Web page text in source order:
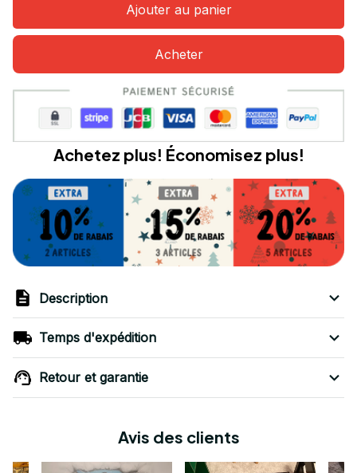
Ajouter au panier
Acheter
Achetez plus! Économisez plus!
Description
Temps d'expédition
Retour et garantie
Avis des clients